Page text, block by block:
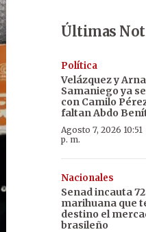
Últimas
Política
Velázquez y
Samaniego ya
con Camilo
faltan Abdo
Agosto 7, 2026 10:51
p. m.
Nacionales
Senad incauta
marihuana que
destino el
brasileño